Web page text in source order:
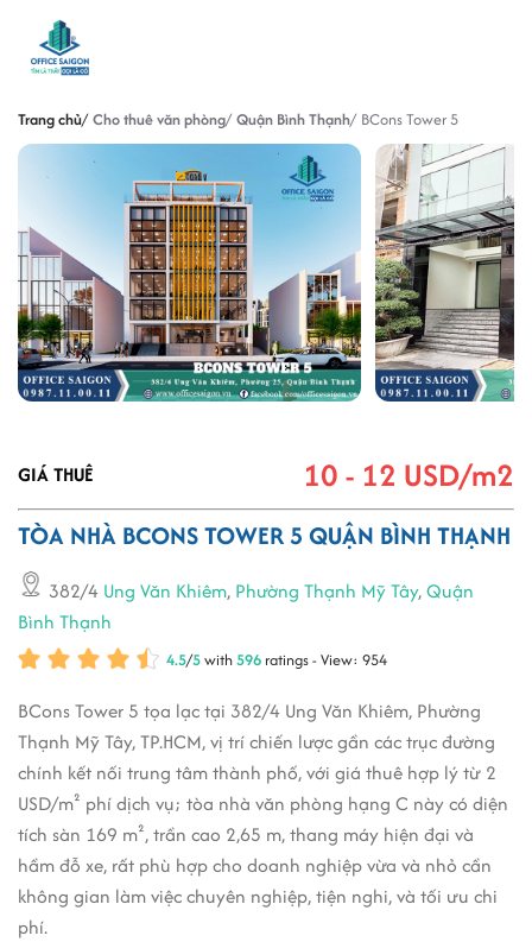
Trang chủ Cho thuê văn phòng Quận Bình Thạnh BCons Tower 5
GIÁ THUÊ 10 - 12 USD/m2
TÒA NHÀ BCONS TOWER 5 QUẬN BÌNH THẠNH
382/4 Ung Văn Khiêm, Phường Thạnh Mỹ Tây,Quận
Bình Thạnh
4.5/5with596 ratings - View: 954
BCons Tower 5 tọa lạc tại 382/4 Ung Văn Khiêm, Phường
Thạnh Mỹ Tây, TP.HCM, vị trí chiến lược gần các trục đường
chính kết nối trung tâm thành phố, với giá thuê hợp lý từ 2
USD/m² phí dịch vụ; tòa nhà văn phòng hạng C này có diện
tích sàn 169 m², trần cao 2,65 m, thang máy hiện đại và
hầm đỗ xe, rất phù hợp cho doanh nghiệp vừa và nhỏ cần
không gian làm việc chuyên nghiệp, tiện nghi, và tối ưu chi
phí.